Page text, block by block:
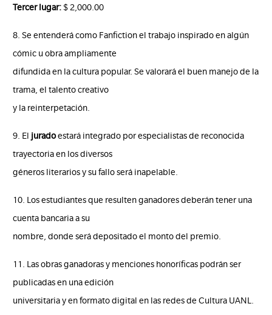
Tercer lugar:$ 2,000.00
8. Se entenderá como Fanfiction el trabajo inspirado en algún
cómic u obra ampliamente
difundida en la cultura popular. Se valorará el buen manejo de la
trama, el talento creativo
y la reinterpetación.
9. El juradoestará integrado por especialistas de reconocida
trayectoria en los diversos
géneros literarios y su fallo será inapelable.
10. Los estudiantes que resulten ganadores deberán tener una
cuenta bancaria a su
nombre, donde será depositado el monto del premio.
11. Las obras ganadoras y menciones honoríficas podrán ser
publicadas en una edición
universitaria y en formato digital en las redes de Cultura UANL.